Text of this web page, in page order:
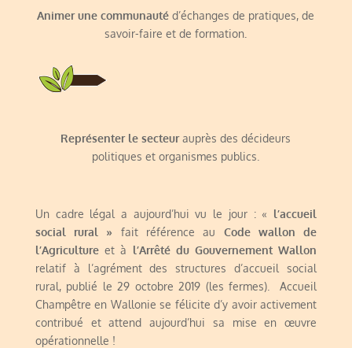
Animer une communauté d’échanges de pratiques, de
savoir-faire et de formation
Représenter le secteurauprès des décideurs
politiques et organismes publics.
Un cadre légal a aujourd’hui vu le jour : « l’accueil
social rural » fait référence au Code wallon de
l’Agricultureet à l’Arrêté du Gouvernement Wallon
relatif à l’agrément des structures d’accueil social
rural, publié le 29 octobre 2019 (les fermes). Accueil
Champêtre en Wallonie se félicite d’y avoir activement
contribué et attend aujourd’hui sa mise en œuvre
opérationnelle !